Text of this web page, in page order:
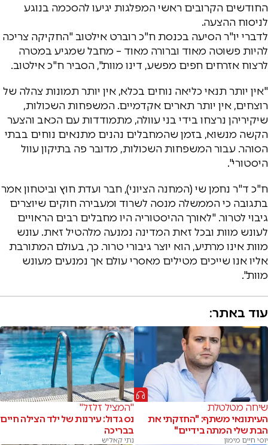
החודשים הקרובים ראשי המפלגות יגיעו להסכמה בנוגע
לניסוח ההצעה.
לדברי יו"ר הסיעה בכנסת ח"כ רוברט אילטוב "החקיקה צריכה
להיות פשוטה מאוד וברורה מאוד – מחבל שמגיע במטרה
לרצוח אזרחים חפים מפשע, דינו מוות", הסביר ח"כ אילטוב.
"אין יותר תנאי כליאה נוחים בכלא, אין יותר תמונות צהלה של
רוצחים, אין יותר תארים אקדמיים. המשפחות השכולות,
שיקיריהן נרצחו בידי בני עוולה, מתמודדות עם הכאב והצער
הקשה מנשוא, בזמן שהמחבלים נהנים מתנאים נוחים בבתי
הסוהר. עבור המשפחות השכולות, מדובר פה בתיקון עוול
היסטורי".
ח"כ ד"ר נחמן שי (המחנה הציוני), חבר ועדת חוץ וביטחון אמר
בתגובה כי הממשלה מנסה לשרוד ומעבירה חוקים שיוצרים
גיבוי לטרור. "לאורך ההיסטוריה היו מחבלים רבים הראויים
לעונש מוות ובכל זאת המדינה נמנעה מלהטיל זאת. עונש
מוות אינו מרתיע, הוא יוצר גיבורי טרור. כך, בעולם המתורבת
אליו אנו שייכים מטילים מאסרי עולם אך נמנעים מעונש
מוות".
עוד באתר:
שיחה מטלטלת
העיתונאי משתף: "החזקתי את
הבת שלי המתה בידיים"
יוסי חיים מימון
"המציל זלזל"
נס גדול: עירנות של ילד הצילה חיים
בבריכה
נתי קאליש